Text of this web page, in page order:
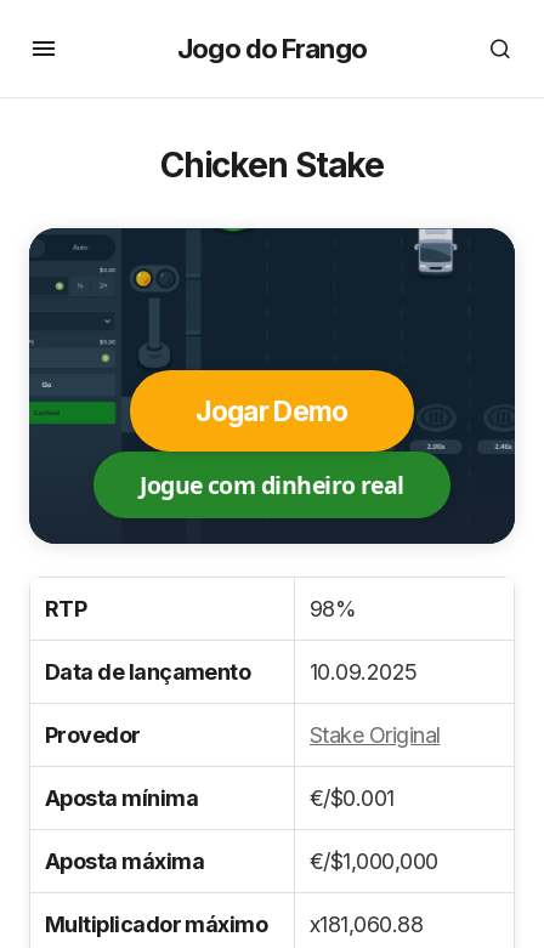
Jogo do Frango
Chicken Stake
Jogar Demo
Jogue com dinheiro real
RTP 98%
Data de lançamento 10.09.2025
Provedor Stake Original
Aposta mínima €/$0.001
Aposta máxima €/$1,000,000
Multiplicador máximo x181,060.88